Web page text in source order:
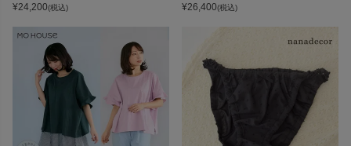
¥24,200(税込) ¥26,400(税込)